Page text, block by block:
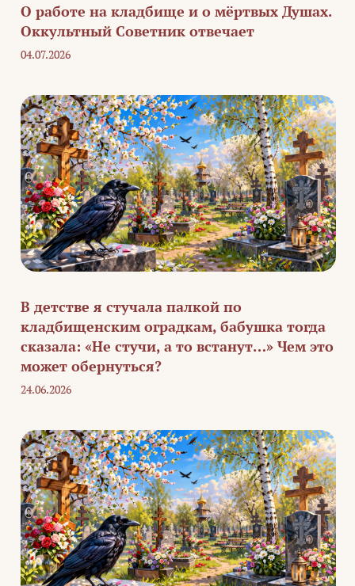
О работе на кладбище и о мёртвых Душах.
Оккультный Советник отвечает
04.07.2026
В детстве я стучала палкой по
кладбищенским оградкам, бабушка тогда
сказала: «Не стучи, а то встанут…» Чем это
может обернуться?
24.06.2026